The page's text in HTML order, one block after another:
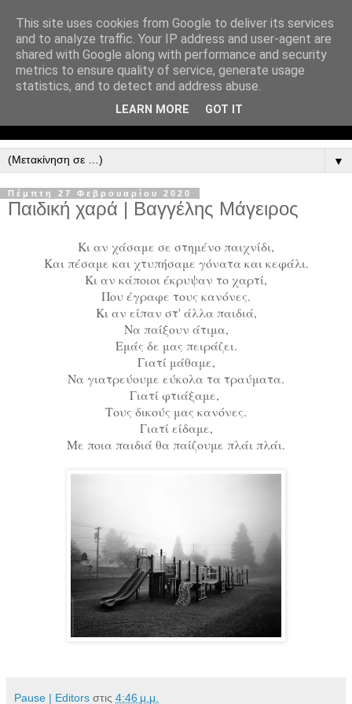
▼
Πέμπτη 27 Φεβρουαρίου 2020
Παιδική χαρά | Βαγγέλης Μάγειρος
Κι αν χάσαμε σε στημένο παιχνίδι,
Και πέσαμε και χτυπήσαμε γόνατα και κεφάλι.
Κι αν κάποιοι έκρυψαν το χαρτί,
Που έγραφε τους κανόνες.
Κι αν είπαν στ' άλλα παιδιά,
Να παίξουν άτιμα,
Εμάς δε μας πειράζει.
Γιατί μάθαμε,
Να γιατρεύουμε εύκολα τα τραύματα.
Γιατί φτιάξαμε,
Τους δικούς μας κανόνες.
Γιατί είδαμε,
Με ποια παιδιά θα παίζουμε πλάι πλάι.
Pause | Editors στις 4:46 μ.μ.
This site uses cookies from Google to deliver its services
and to analyze traffic. Your IP address and user-agent are
shared with Google along with performance and security
metrics to ensure quality of service, generate usage
statistics, and to detect and address abuse.
LEARN MORE GOT IT